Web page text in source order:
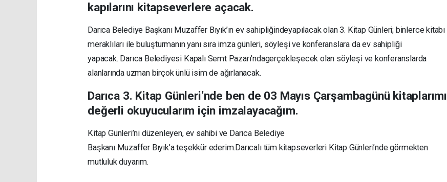
kapılarını kitapseverlere açacak.
Darıca Belediye Başkanı Muzaffer Bıyık’ın ev sahipliğindeyapılacak olan3. Kitap Günleri; binlerce kitabı
meraklıları ile buluşturmanın yanı sıra imza günleri, söyleşi ve konferanslara da ev sahipliği
yapacak. Darıca Belediyesi Kapalı Semt Pazarı’ndagerçekleşecek olan söyleşi ve konferanslarda
alanlarında uzman birçok ünlü isimde ağırlanacak.
Darıca 3. Kitap Günleri’nde ben de 03 Mayıs Çarşambagünü kitaplarımı
değerli okuyucularım için imzalayacağım.
Kitap Günleri’ni düzenleyen, ev sahibi ve DarıcaBelediye
Başkanı Muzaffer Bıyık’ateşekkürederim.Darıcalıtüm kitapseverleri Kitap Günleri’nde görmekten
mutluluk duyarım.